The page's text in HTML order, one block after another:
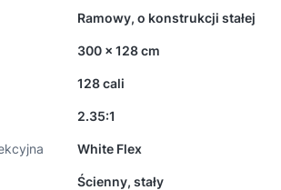
Ramowy, o konstrukcji stałej
300 x 128 cm
128 cali
2.35:1
White Flex
Ścienny, stały